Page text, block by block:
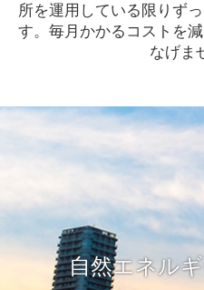
所を運用している限りず
す。毎月かかるコストを
なげま
自然エネル